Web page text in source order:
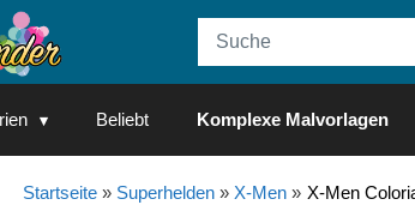
Beliebt Komplexe Malvorlagen
Startseite» Superhelden» X-Men» X-Men